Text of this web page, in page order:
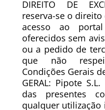
DIREITO DE
reserva-se o
acesso ao
oferecidos sem
ou a pedido de
que não
Condições Gerais
GERAL: Pipote
das presentes
qualquer